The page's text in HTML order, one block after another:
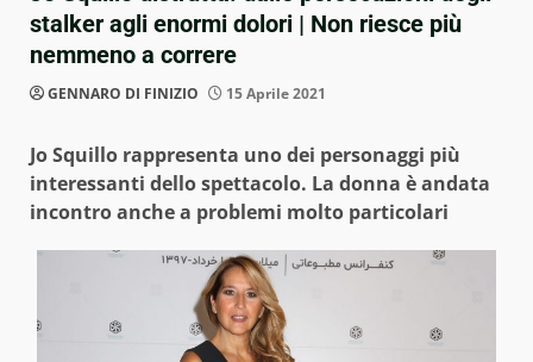
stalker agli enormi dolori | Non riesce più
nemmeno a correre
GENNARO DI FINIZIO 15 Aprile 2021
Jo Squillo rappresenta uno dei personaggi più
interessanti dello spettacolo. La donna è andata
incontro anche a problemi molto particolari